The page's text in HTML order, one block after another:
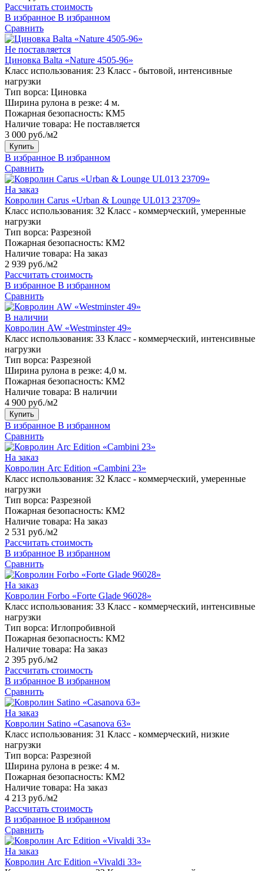
Рассчитать стоимость
В избранное В избранном
Сравнить
Не поставляется
Циновка Balta «Nature 4505-96»
Класс использования: 23 Класс - бытовой, интенсивные
нагрузки
Тип ворса: Циновка
Ширина рулона в резке: 4 м.
Пожарная безопасность: КМ5
Наличие товара: Не поставляется
3 000 руб./м2
Купить
В избранное В избранном
Сравнить
На заказ
Ковролин Carus «Urban & Lounge UL013 23709»
Класс использования: 32 Класс - коммерческий, умеренные
нагрузки
Тип ворса: Разрезной
Пожарная безопасность: КМ2
Наличие товара: На заказ
2 939 руб./м2
Рассчитать стоимость
В избранное В избранном
Сравнить
В наличии
Ковролин AW «Westminster 49»
Класс использования: 33 Класс - коммерческий, интенсивные
нагрузки
Тип ворса: Разрезной
Ширина рулона в резке: 4,0 м.
Пожарная безопасность: КМ2
Наличие товара: В наличии
4 900 руб./м2
Купить
В избранное В избранном
Сравнить
На заказ
Ковролин Arc Edition «Cambini 23»
Класс использования: 32 Класс - коммерческий, умеренные
нагрузки
Тип ворса: Разрезной
Пожарная безопасность: КМ2
Наличие товара: На заказ
2 531 руб./м2
Рассчитать стоимость
В избранное В избранном
Сравнить
На заказ
Ковролин Forbo «Forte Glade 96028»
Класс использования: 33 Класс - коммерческий, интенсивные
нагрузки
Тип ворса: Иглопробивной
Пожарная безопасность: КМ2
Наличие товара: На заказ
2 395 руб./м2
Рассчитать стоимость
В избранное В избранном
Сравнить
На заказ
Ковролин Satino «Casanova 63»
Класс использования: 31 Класс - коммерческий, низкие
нагрузки
Тип ворса: Разрезной
Ширина рулона в резке: 4 м.
Пожарная безопасность: КМ2
Наличие товара: На заказ
4 213 руб./м2
Рассчитать стоимость
В избранное В избранном
Сравнить
На заказ
Ковролин Arc Edition «Vivaldi 33»